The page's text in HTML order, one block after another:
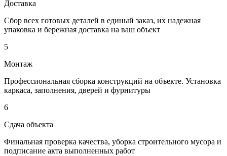
Доставка
Сбор всех готовых деталей в единый заказ, их надежная
упаковка и бережная доставка на ваш объект
5
Монтаж
Профессиональная сборка конструкций на объекте. Установка
каркаса, заполнения, дверей и фурнитуры
6
Сдача объекта
Финальная проверка качества, уборка строительного мусора и
подписание акта выполненных работ